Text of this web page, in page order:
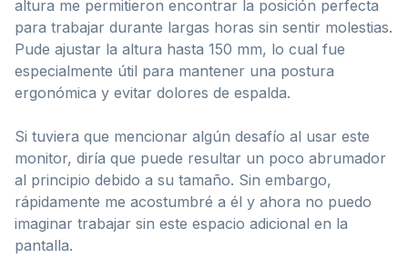
altura me permitieron encontrar la posición perfecta
para trabajar durante largas horas sin sentir molestias.
Pude ajustar la altura hasta 150 mm, lo cual fue
especialmente útil para mantener una postura
ergonómica y evitar dolores de espalda.
Si tuviera que mencionar algún desafío al usar este
monitor, diría que puede resultar un poco abrumador
al principio debido a su tamaño. Sin embargo,
rápidamente me acostumbré a él y ahora no puedo
imaginar trabajar sin este espacio adicional en la
pantalla.